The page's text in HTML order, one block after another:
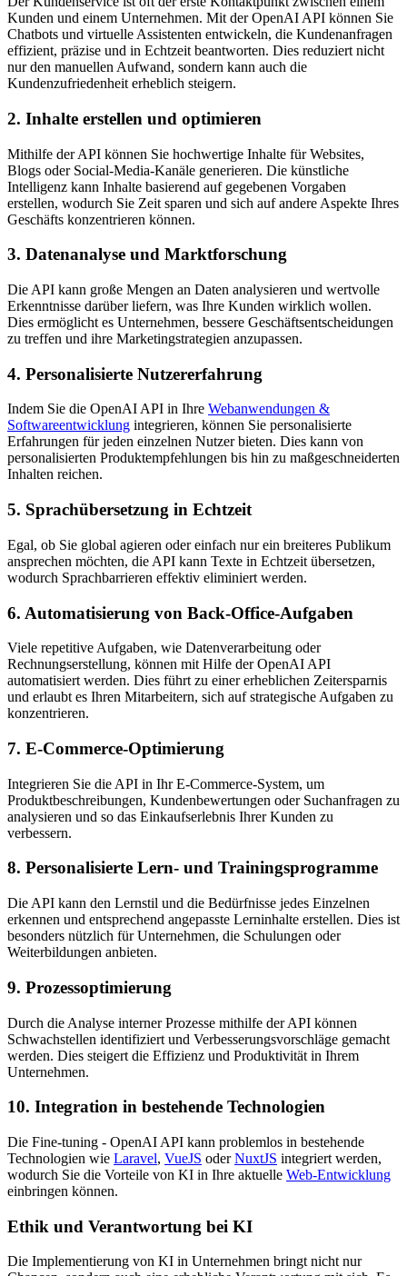
Kunden und einem Unternehmen. Mit der OpenAI API können Sie
Chatbots und virtuelle Assistenten entwickeln, die Kundenanfragen
effizient, präzise und in Echtzeit beantworten. Dies reduziert nicht
nur den manuellen Aufwand, sondern kann auch die
Kundenzufriedenheit erheblich steigern.
2. Inhalte erstellen und optimieren
Mithilfe der API können Sie hochwertige Inhalte für Websites,
Blogs oder Social-Media-Kanäle generieren. Die künstliche
Intelligenz kann Inhalte basierend auf gegebenen Vorgaben
erstellen, wodurch Sie Zeit sparen und sich auf andere Aspekte Ihres
Geschäfts konzentrieren können.
3. Datenanalyse und Marktforschung
Die API kann große Mengen an Daten analysieren und wertvolle
Erkenntnisse darüber liefern, was Ihre Kunden wirklich wollen.
Dies ermöglicht es Unternehmen, bessere Geschäftsentscheidungen
zu treffen und ihre Marketingstrategien anzupassen.
4. Personalisierte Nutzererfahrung
Indem Sie die OpenAI API in Ihre Webanwendungen &
Softwareentwicklung integrieren, können Sie personalisierte
Erfahrungen für jeden einzelnen Nutzer bieten. Dies kann von
personalisierten Produktempfehlungen bis hin zu maßgeschneiderten
Inhalten reichen.
5. Sprachübersetzung in Echtzeit
Egal, ob Sie global agieren oder einfach nur ein breiteres Publikum
ansprechen möchten, die API kann Texte in Echtzeit übersetzen,
wodurch Sprachbarrieren effektiv eliminiert werden.
6. Automatisierung von Back-Office-Aufgaben
Viele repetitive Aufgaben, wie Datenverarbeitung oder
Rechnungserstellung, können mit Hilfe der OpenAI API
automatisiert werden. Dies führt zu einer erheblichen Zeitersparnis
und erlaubt es Ihren Mitarbeitern, sich auf strategische Aufgaben zu
konzentrieren.
7. E-Commerce-Optimierung
Integrieren Sie die API in Ihr E-Commerce-System, um
Produktbeschreibungen, Kundenbewertungen oder Suchanfragen zu
analysieren und so das Einkaufserlebnis Ihrer Kunden zu
verbessern.
8. Personalisierte Lern- und Trainingsprogramme
Die API kann den Lernstil und die Bedürfnisse jedes Einzelnen
erkennen und entsprechend angepasste Lerninhalte erstellen. Dies ist
besonders nützlich für Unternehmen, die Schulungen oder
Weiterbildungen anbieten.
9. Prozessoptimierung
Durch die Analyse interner Prozesse mithilfe der API können
Schwachstellen identifiziert und Verbesserungsvorschläge gemacht
werden. Dies steigert die Effizienz und Produktivität in Ihrem
Unternehmen.
10. Integration in bestehende Technologien
Die Fine-tuning - OpenAI API kann problemlos in bestehende
Technologien wie Laravel, VueJS oderNuxtJS integriert werden,
wodurch Sie die Vorteile von KI in Ihre aktuelle Web-Entwicklung
einbringen können.
Ethik und Verantwortung bei KI
Die Implementierung von KI in Unternehmen bringt nicht nur